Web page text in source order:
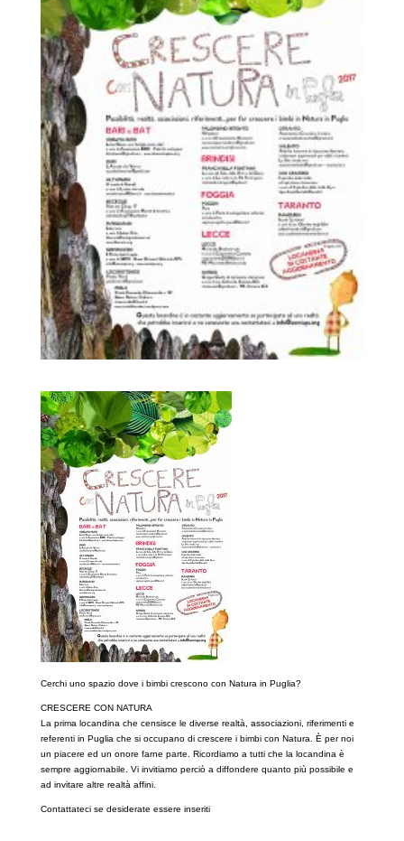
Cerchi uno spazio dove i bimbi crescono con Natura in Puglia?
CRESCERE CON NATURA
La prima locandina che censisce le diverse realtà, associazioni, riferimenti e
referenti in Puglia che si occupano di crescere i bimbi con Natura. È per noi
un piacere ed un onore farne parte. Ricordiamo a tutti che la locandina è
sempre aggiornabile. Vi invitiamo perciò a diffondere quanto più possibile e
ad invitare altre realtà affini.
Contattateci se desiderate essere inseriti